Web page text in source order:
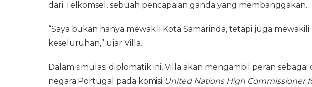
dari Telkomsel, sebuah pencapaian ganda yang membanggakan.
“Saya bukan hanya mewakili Kota Samarinda, tetapi juga mewakili
keseluruhan,” ujar Villa.
Dalam simulasi diplomatik ini, Villa akan mengambil peran sebagai
negara Portugal pada komisi United Nations High Commissioner